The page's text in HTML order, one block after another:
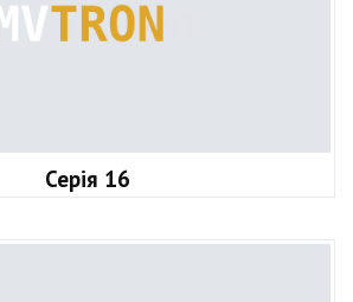
Серія 16